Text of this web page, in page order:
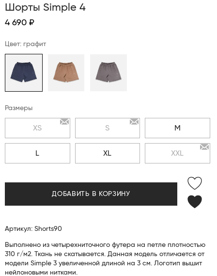
Шорты Simple 4
4 690 ₽
Цвет: графит
Размеры
XS S M
L XL XXL
ДОБАВИТЬ В КОРЗИНУ
Артикул: Shorts90
Выполнено из четырехниточного футера на петле плотностью
310 г/м2. Ткань не скатывается. Данная модель отличается от
модели Simple 3 увеличенной длиной на 3 см. Логотип вышит
нейлоновыми нитками.